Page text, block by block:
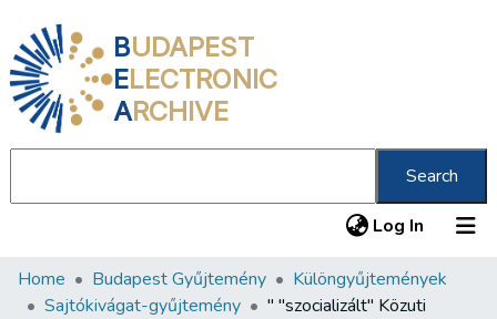
BUDAPEST
ELECTRONIC
ARCHIVE
Search
Log In (current)
Communities & Collections
Home Budapest Gyűjtemény
Különgyűjtemények
Sajtókivágat-gyűjtemény
" "szocializált" Közuti